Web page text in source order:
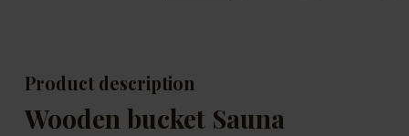
Product description
Wooden bucket Sauna